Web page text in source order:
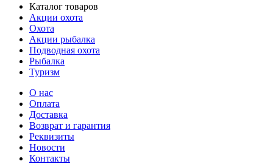
Каталог товаров
Акции охота
Охота
Акции рыбалка
Подводная охота
Рыбалка
Туризм
О нас
Оплата
Доставка
Возврат и гарантия
Реквизиты
Новости
Контакты